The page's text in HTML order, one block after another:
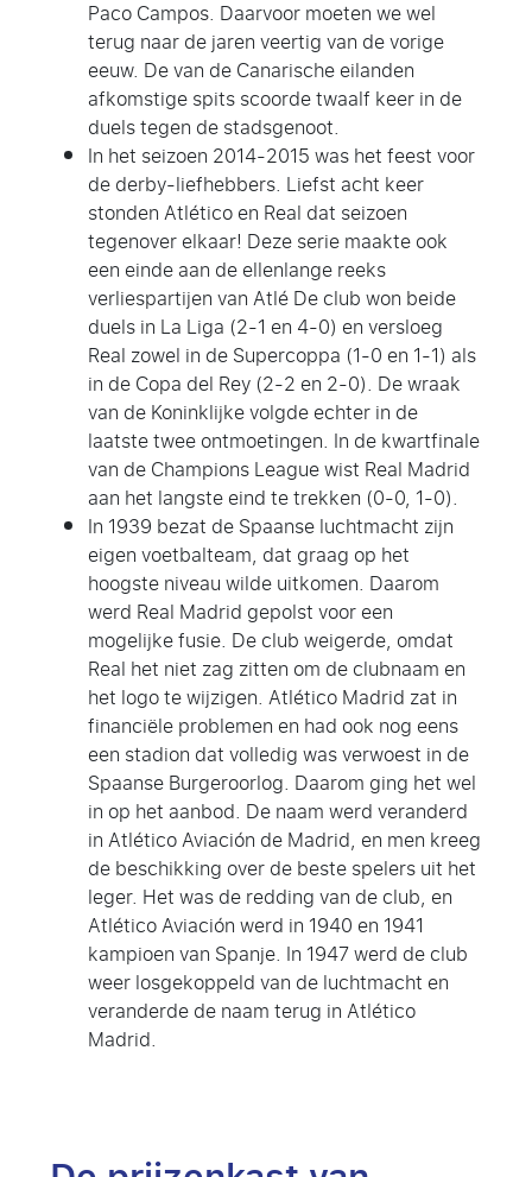
Paco Campos. Daarvoor moeten we wel
terug naar de jaren veertig van de vorige
eeuw. De van de Canarische eilanden
afkomstige spits scoorde twaalf keer in de
duels tegen de stadsgenoot.
In het seizoen 2014-2015 was het feest voor
de derby-liefhebbers. Liefst acht keer
stonden Atlético en Real dat seizoen
tegenover elkaar! Deze serie maakte ook
een einde aan de ellenlange reeks
verliespartijen van Atlé De club won beide
duels in La Liga (2-1 en 4-0) en versloeg
Real zowel in de Supercoppa (1-0 en 1-1) als
in de Copa del Rey (2-2 en 2-0). De wraak
van de Koninklijke volgde echter in de
laatste twee ontmoetingen. In de kwartfinale
van de Champions League wist Real Madrid
aan het langste eind te trekken (0-0, 1-0).
In 1939 bezat de Spaanse luchtmacht zijn
eigen voetbalteam, dat graag op het
hoogste niveau wilde uitkomen. Daarom
werd Real Madrid gepolst voor een
mogelijke fusie. De club weigerde, omdat
Real het niet zag zitten om de clubnaam en
het logo te wijzigen. Atlético Madrid zat in
financiële problemen en had ook nog eens
een stadion dat volledig was verwoest in de
Spaanse Burgeroorlog. Daarom ging het wel
in op het aanbod. De naam werd veranderd
in Atlético Aviación de Madrid, en men kreeg
de beschikking over de beste spelers uit het
leger. Het was de redding van de club, en
Atlético Aviación werd in 1940 en 1941
kampioen van Spanje. In 1947 werd de club
weer losgekoppeld van de luchtmacht en
veranderde de naam terug in Atlético
Madrid.